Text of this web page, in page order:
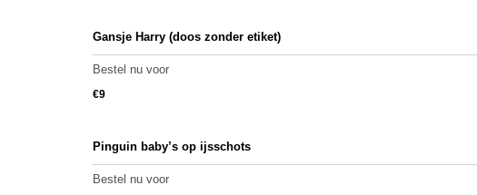
Gansje Harry (doos zonder etiket)
Bestel nu voor
€9
Pinguin baby’s op ijsschots
Bestel nu voor